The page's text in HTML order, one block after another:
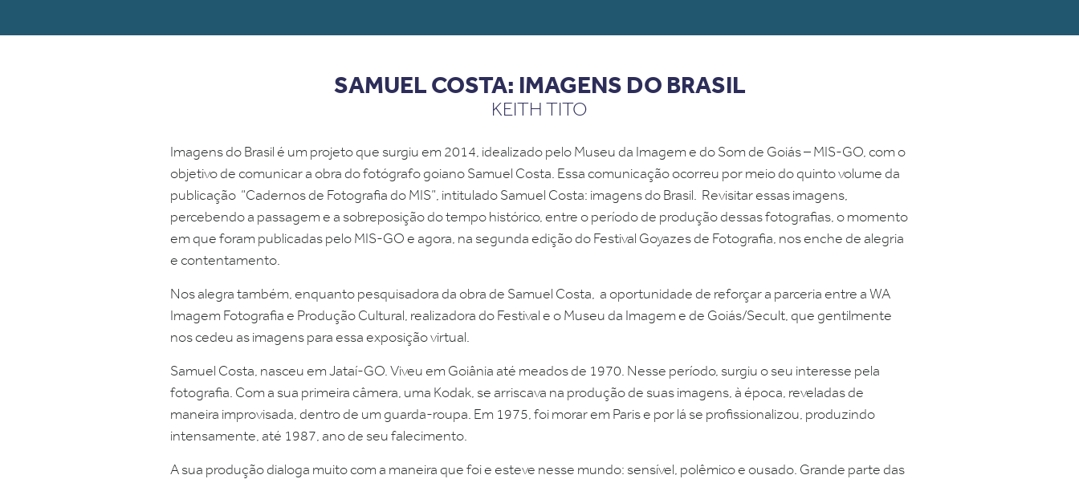
SAMUEL COSTA: IMAGENS DO BRASIL
KEITH TITO
Imagens do Brasilé um projeto que surgiu em 2014, idealizado pelo Museu da Imagem e do Som de Goiás – MIS-GO­­­­, com o
objetivo de comunicar a obra do fotógrafo goiano Samuel Costa. Essa comunicação ocorreu por meio do quinto volume da
publicação “Cadernos de Fotografia do MIS”, intituladoSamuel Costa: imagens do Brasil. Revisitar essas imagens,
percebendo a passagem e a sobreposição do tempo histórico, entre o período de produção dessas fotografias, o momento
em que foram publicadas pelo MIS-GO e agora, na segunda edição do Festival Goyazes de Fotografia, nos enche de alegria
e contentamento.
Nos alegra também, enquanto pesquisadora da obra de Samuel Costa, a oportunidade de reforçar a parceria entre a WA
Imagem Fotografia e Produção Cultural, realizadora do Festival e o Museu da Imagem e de Goiás/Secult, que gentilmente
nos cedeu as imagens para essa exposição virtual.
Samuel Costa, nasceu em Jataí-GO. Viveu em Goiânia até meados de 1970. Nesse período, surgiu o seu interesse pela
fotografia. Com a sua primeira câmera, uma Kodak, se arriscava na produção de suas imagens, à época, reveladas de
maneira improvisada, dentro de um guarda-roupa. Em 1975, foi morar em Paris e por lá se profissionalizou, produzindo
intensamente, até 1987, ano de seu falecimento.
A sua produção dialoga muito com a maneira que foi e esteve nesse mundo: sensível, polêmico e ousado. Grande parte das